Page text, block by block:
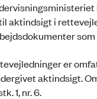
aktindsigt i
er
aktindsigt.
1, nr. 6.